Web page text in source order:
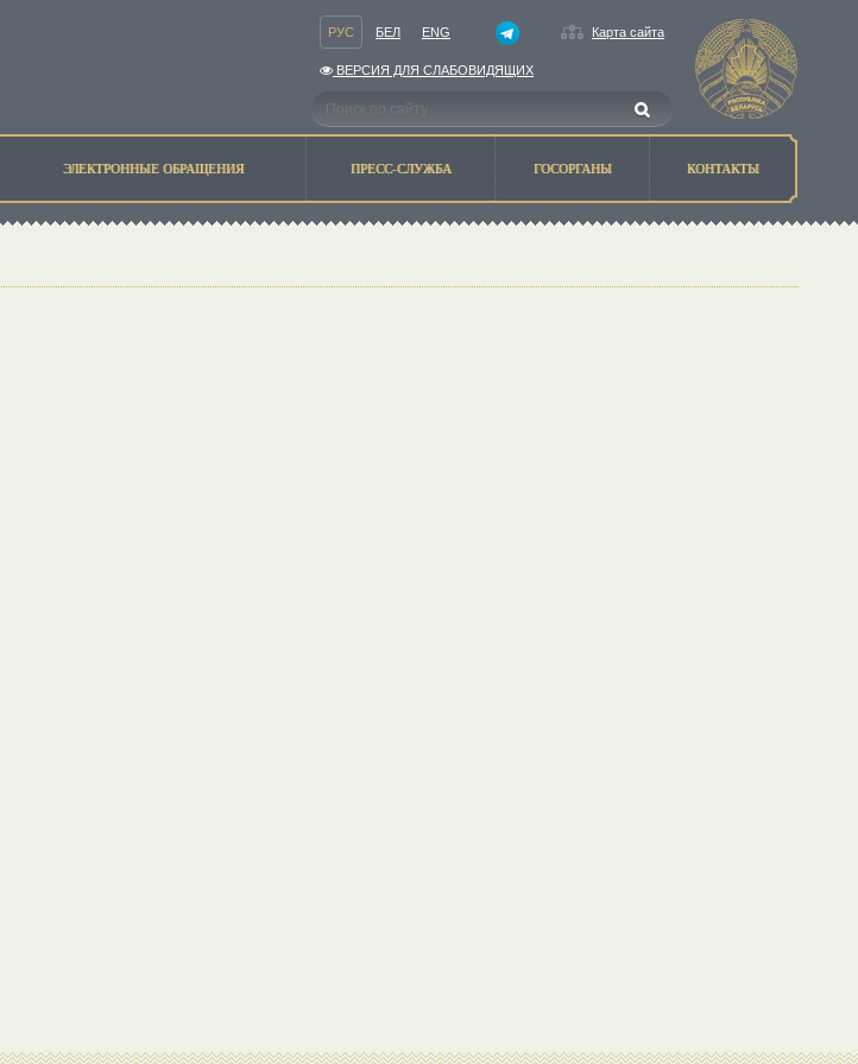
РУС БЕЛ ENG Карта сайта
ВЕРСИЯ ДЛЯ СЛАБОВИДЯЩИХ
ЭЛЕКТРОННЫЕ ОБРАЩЕНИЯ ПРЕСС-СЛУЖБА ГОСОРГАНЫ КОНТАКТЫ